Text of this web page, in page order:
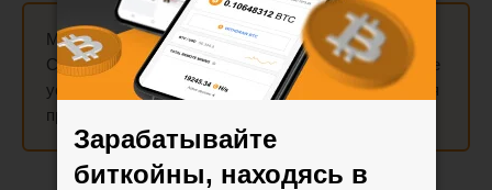
Зарабатывайте
биткойны, находясь в
Майните до 300 раз быстрее
, используя функцию
Cloud.Boost на мобильном устройстве! Активируйте
ускорения
X2,X5 X10и
, которые суммируются
при включении майнинга.